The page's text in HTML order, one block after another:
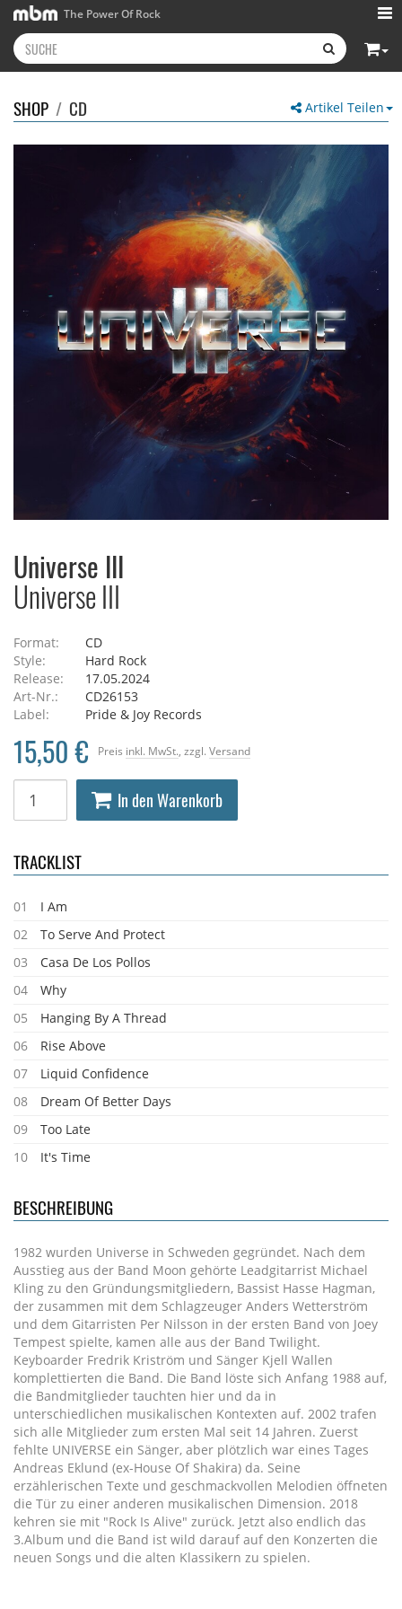
The Power Of Rock
Artikel Teilen
SHOP / CD
Universe III
Universe III
Format:
CD
Style:
Hard Rock
Release:
17.05.2024
Art-Nr.:
CD26153
Label:
Pride & Joy Records
Preis inkl. MwSt. , zzgl. Versand
15,50 €
In den Warenkorb
TRACKLIST
01
I Am
02
To Serve And Protect
03
Casa De Los Pollos
04
Why
05
Hanging By A Thread
06
Rise Above
07
Liquid Confidence
08
Dream Of Better Days
09
Too Late
10
It's Time
BESCHREIBUNG
1982 wurden Universe in Schweden gegründet. Nach dem
Ausstieg aus der Band Moon gehörte Leadgitarrist Michael
Kling zu den Gründungsmitgliedern, Bassist Hasse Hagman,
der zusammen mit dem Schlagzeuger Anders Wetterström
und dem Gitarristen Per Nilsson in der ersten Band von Joey
Tempest spielte, kamen alle aus der Band Twilight.
Keyboarder Fredrik Kriström und Sänger Kjell Wallen
komplettierten die Band. Die Band löste sich Anfang 1988 auf,
die Bandmitglieder tauchten hier und da in
unterschiedlichen musikalischen Kontexten auf. 2002 trafen
sich alle Mitglieder zum ersten Mal seit 14 Jahren. Zuerst
fehlte UNIVERSE ein Sänger, aber plötzlich war eines Tages
Andreas Eklund (ex-House Of Shakira) da. Seine
erzählerischen Texte und geschmackvollen Melodien öffneten
die Tür zu einer anderen musikalischen Dimension. 2018
kehren sie mit "Rock Is Alive" zurück. Jetzt also endlich das
3.Album und die Band ist wild darauf auf den Konzerten die
neuen Songs und die alten Klassikern zu spielen.